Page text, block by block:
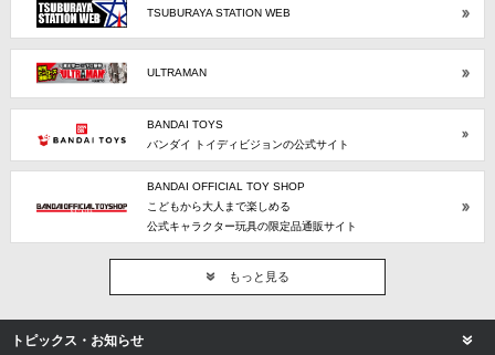
TSUBURAYA STATION WEB
ULTRAMAN
BANDAI TOYS
バンダイ トイディビジョンの公式サイト
BANDAI OFFICIAL TOY SHOP
こどもから大人まで楽しめる
公式キャラクター玩具の限定品通販サイト
もっと見る
トピックス・お知らせ